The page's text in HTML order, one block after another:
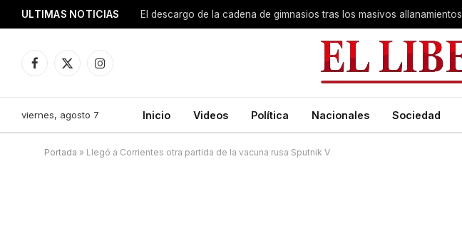
ULTIMAS NOTICIAS El descargo de la cadena de gimnasios tras los masivos allanamientos
Facebook
X
Instagram
viernes, agosto 7 Inicio Videos Política Nacionales Sociedad
Portada » Llegó a Corrientes otra partida de la vacuna rusa Sputnik V